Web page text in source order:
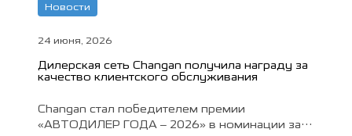
Новости
24 июня, 2026
Дилерская сеть Changan получила награду за
качество клиентского обслуживания
Changan стал победителем премии
«АВТОДИЛЕР ГОДА – 2026» в номинации за